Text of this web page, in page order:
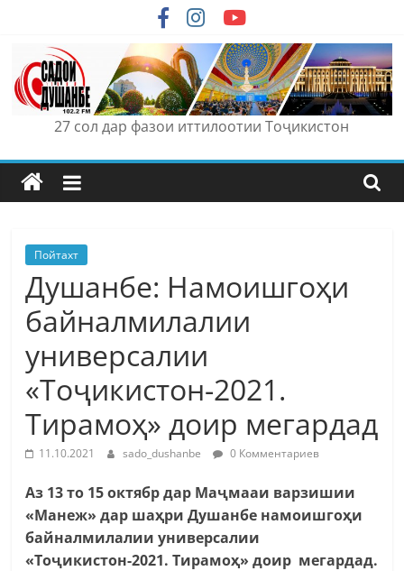
content
27 сол дар фазои иттилоотии Тоҷикистон
Пойтахт
Душанбе: Намоишгоҳи
байналмилалии
универсалии
«Тоҷикистон-2021.
Тирамоҳ» доир мегардад
11.10.2021 sado_dushanbe 0 Комментариев
Аз 13 то 15 октябр дар Маҷмааи варзишии
«Манеж» дар шаҳри Душанбе намоишгоҳи
байналмилалии универсалии
«Тоҷикистон-2021. Тирамоҳ» доир мегардад.